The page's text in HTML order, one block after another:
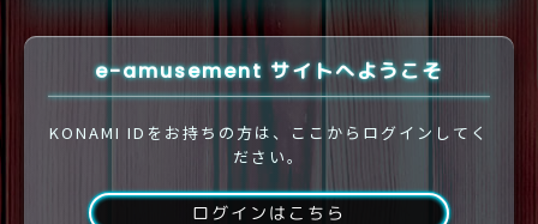
e-amusement サイトへようこそ
KONAMI IDをお持ちの方は、ここからログインしてく
ださい。
ログインはこちら